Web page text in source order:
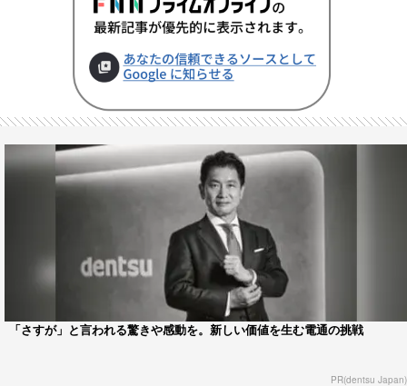
「さすが」と言われる驚きや感動を。新しい価値を生む電通の挑戦
PR(dentsu Japan)